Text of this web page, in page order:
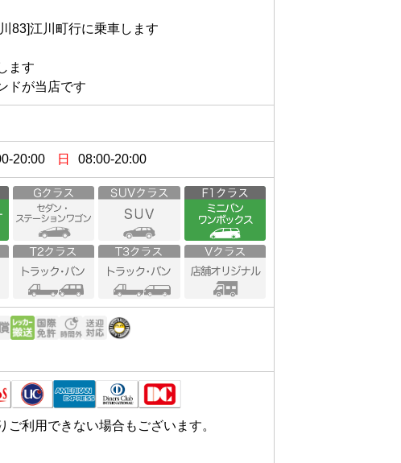
83]江川町行に乗車します
ます
ドが当店です
20:00 日 08:00-20:00
ご利用できない場合もございます。